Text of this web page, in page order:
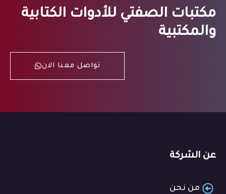
مكتبات الصفتي للأدوات الكتابية
والمكتبية
تواصل معنا الان
عن الشركة
من نحن